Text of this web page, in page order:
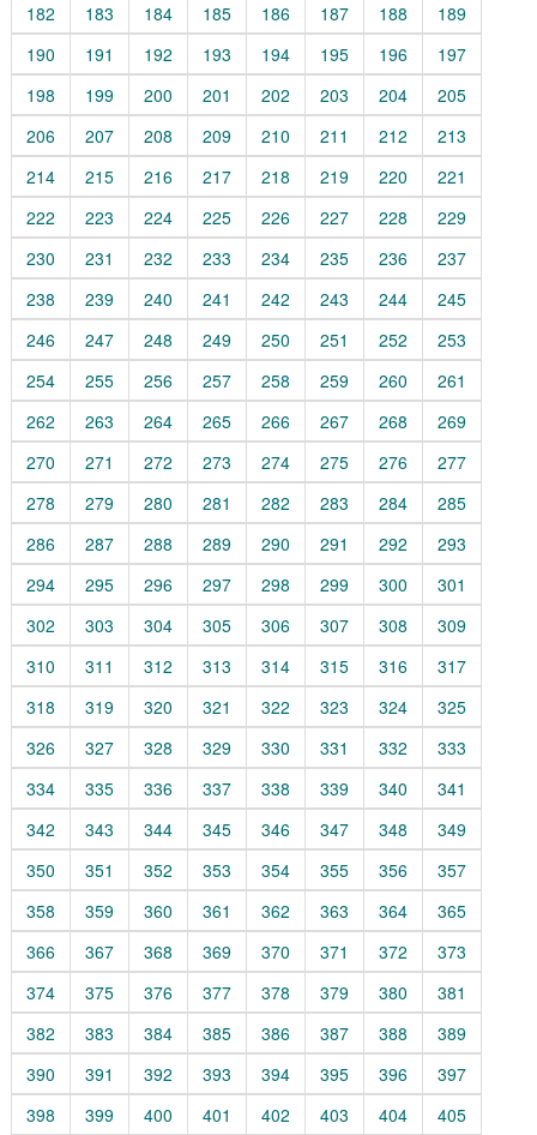
182
183 184 185 186 187 188
189
190
191 192 193 194 195 196
197
198
199 200 201 202 203 204
205
206
207 208 209 210 211 212
213
214
215 216 217 218 219 220
221
222
223 224 225 226 227 228
229
230
231 232 233 234 235 236
237
238
239 240 241 242 243 244
245
246
247 248 249 250 251 252
253
254
255 256 257 258 259 260
261
262
263 264 265 266 267 268
269
270
271 272 273 274 275 276
277
278
279 280 281 282 283 284
285
286
287 288 289 290 291 292
293
294
295 296 297 298 299 300
301
302
303 304 305 306 307 308
309
310
311 312 313 314 315 316
317
318
319 320 321 322 323 324
325
326
327 328 329 330 331 332
333
334
335 336 337 338 339 340
341
342
343 344 345 346 347 348
349
350
351 352 353 354 355 356
357
358
359 360 361 362 363 364
365
366
367 368 369 370 371 372
373
374
375 376 377 378 379 380
381
382
383 384 385 386 387 388
389
390
391 392 393 394 395 396
397
398
399 400 401 402 403 404 405